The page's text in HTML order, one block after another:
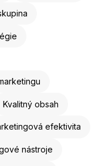
Kvalitný obsah
efektivita
nástroje